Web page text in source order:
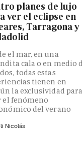
planes de lujo
ver el eclipse en
Tarragona y
el mar, en una
cala o en medio
todas estas
tienen en
la exclusividad
fenómeno
del verano
Nicolás